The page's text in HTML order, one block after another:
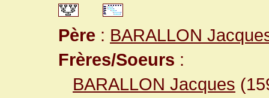
Père : BARALLON
Frères/Soeurs :
BARALLON Jacques